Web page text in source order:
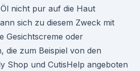
nicht pur auf die Haut
sich zu diesem Zweck mit
Gesichtscreme oder
die zum Beispiel von den
Shop und CutisHelp angeboten